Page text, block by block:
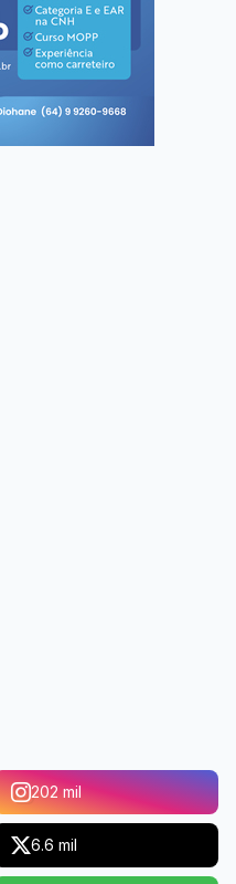
202 mil
6.6 mil